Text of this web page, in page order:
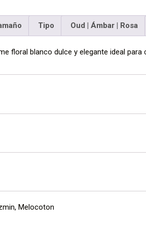
Tipo Oud | Ámbar | Rosa
floral blanco dulce y elegante ideal para
Melocoton